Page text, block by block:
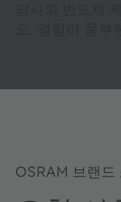
OSRAM 브랜드